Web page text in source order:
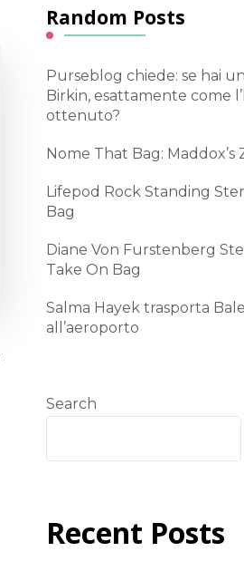
Random Posts
Purseblog chiede: se hai
Birkin, esattamente come
ottenuto?
Nome That Bag: Maddox’s
Lifepod Rock Standing
Bag
Diane Von Furstenberg
Take On Bag
Salma Hayek trasporta
all’aeroporto
Search
Recent Posts